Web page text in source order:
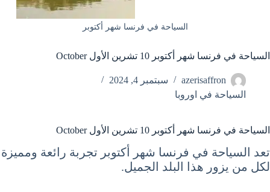
السياحة في فرنسا شهر أكتوبر
السياحة في فرنسا شهر أكتوبر 10 تشرين الأول October
azerisaffron
سبتمبر 4, 2024
السياحة في اوروبا
السياحة في فرنسا شهر أكتوبر 10 تشرين الأول October
تعد السياحة في فرنسا شهر أكتوبر تجربة رائعة ومميزة
لكل من يزور هذا البلد الجميل.